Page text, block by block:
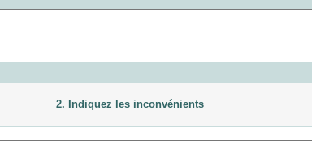
2. Indiquez les inconvénients